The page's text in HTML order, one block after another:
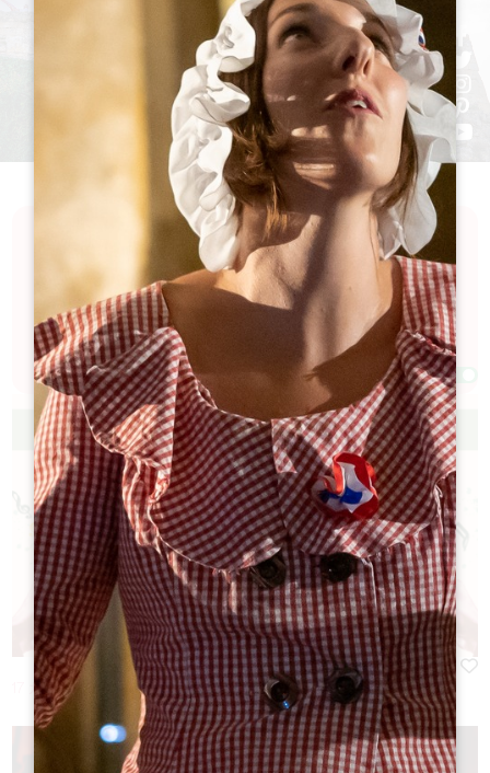
探索大圣埃米利永地区充满激情和庆典的日历。我们的日历
上有许多庆祝生活艺术、当地文化、优质葡萄酒和历史的活
动......寻找美好时光？您一定能在这里找到适合您的活动！
过滤器 77 结果
17 九月份 2026 - 来自 18:00 à 21:00
Afficher la carte